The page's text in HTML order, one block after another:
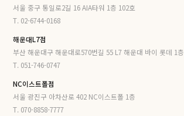
서울 중구 통일로2길 16 AIA타워 1층 102호
T. 02-6744-0168
해운대L7점
부산 해운대구 해운대로570번길 55 L7 해운대 바이 롯데 1층
T. 051-746-0747
NC이스트폴점
서울 광진구 아차산로 402 NC이스트폴 1층
T. 070-8858-7777